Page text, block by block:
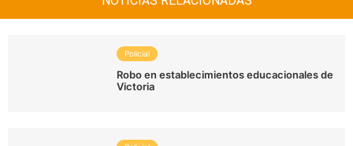
Policial
Robo en establecimientos educacionales de
Victoria